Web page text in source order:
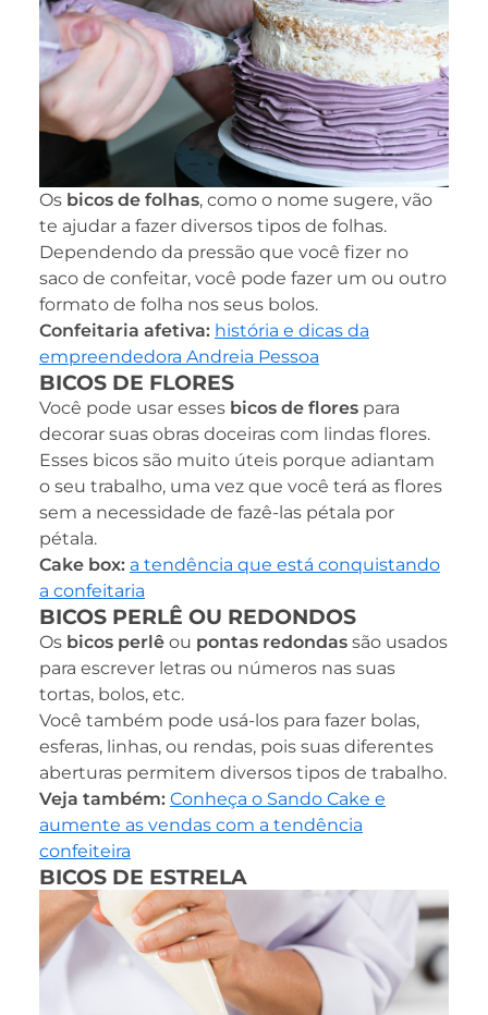
Os bicos de folhas, como o nome sugere, vão
te ajudar a fazer diversos tipos de folhas.
Dependendo da pressão que você fizer no
saco de confeitar, você pode fazer um ou outro
formato de folha nos seus bolos.
Confeitaria afetiva: história e dicas da
empreendedora Andreia Pessoa
BICOS DE FLORES
Você pode usar esses bicos de flores para
decorar suas obras doceiras com lindas flores.
Esses bicos são muito úteis porque adiantam
o seu trabalho, uma vez que você terá as flores
sem a necessidade de fazê-las pétala por
pétala.
Cake box: a tendência que está conquistando
a confeitaria
BICOS PERLÊ OU REDONDOS
Os bicos perlê ou pontas redondas são usados
para escrever letras ou números nas suas
tortas, bolos, etc.
Você também pode usá-los para fazer bolas,
esferas, linhas, ou rendas, pois suas diferentes
aberturas permitem diversos tipos de trabalho.
Veja também: Conheça o Sando Cake e
aumente as vendas com a tendência
confeiteira
BICOS DE ESTRELA